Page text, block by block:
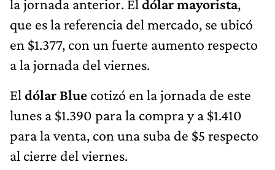
la jornada anterior. El dólar mayorista,
que es la referencia del mercado, se ubicó
en $1.377, con un fuerte aumento respecto
a la jornada del viernes.
El dólar Blue cotizó en la jornada de este
lunes a $1.390 para la compra y a $1.410
para la venta, con una suba de $5 respecto
al cierre del viernes.